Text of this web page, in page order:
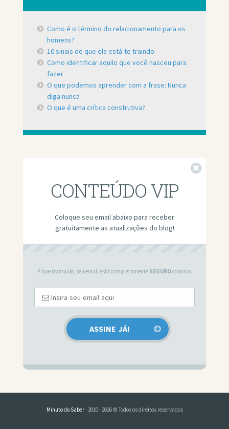
Como é o término do relacionamento para os
homens?
10 sinais de que ela está-te traindo
Como identificar aquilo que você nasceu para
fazer
O que podemos aprender com a frase: Nunca
diga nunca
O que é uma crítica construtiva?
CONTEÚDO VIP
Coloque seu email abaixo para receber
gratuitamente as atualizações do blog!
Fique tranquilo, seu email está completamente SEGUROconosco.
Minuto do Saber· 2010 - 2026 © Todos os direitos reservados